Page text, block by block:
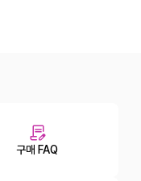
구매 FAQ